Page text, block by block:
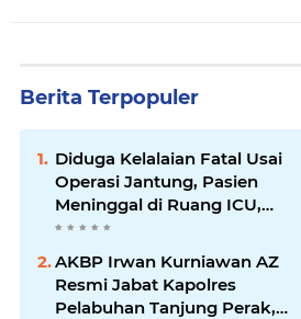
Berita Terpopuler
Diduga Kelalaian Fatal Usai
Operasi Jantung, Pasien
Meninggal di Ruang ICU,
Keluarga Tuntut RSUD dr.
Soewandhie Bertanggung
Jawab
AKBP Irwan Kurniawan AZ
Resmi Jabat Kapolres
Pelabuhan Tanjung Perak,